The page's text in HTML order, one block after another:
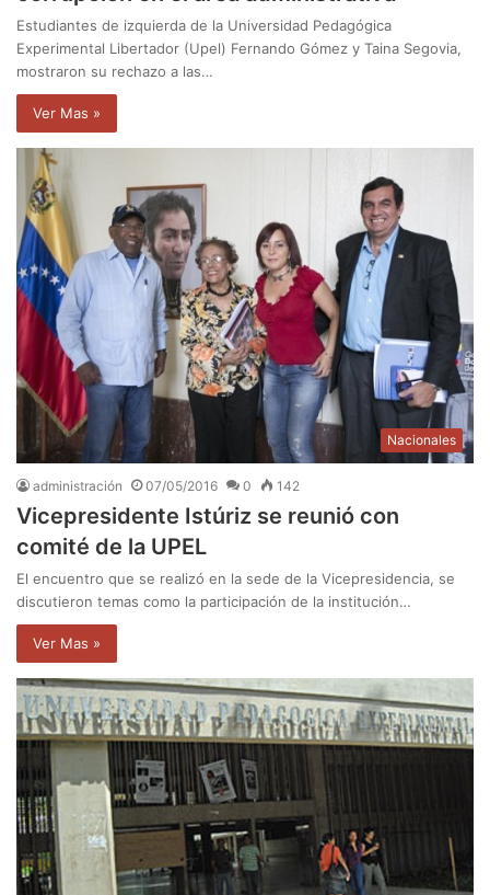
Estudiantes de izquierda de la Universidad Pedagógica
Experimental Libertador (Upel) Fernando Gómez y Taina Segovia,
mostraron su rechazo a las…
Ver Mas »
Nacionales
administración 07/05/2016 0 142
Vicepresidente Istúriz se reunió con
comité de la UPEL
El encuentro que se realizó en la sede de la Vicepresidencia, se
discutieron temas como la participación de la institución…
Ver Mas »